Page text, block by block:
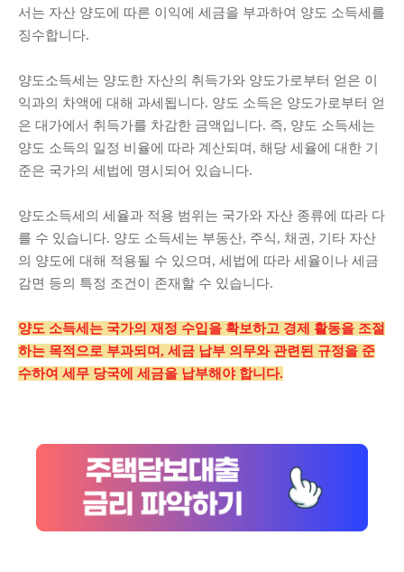
서는 자산 양도에 따른 이익에 세금을 부과하여 양도 소득세를
징수합니다.
양도소득세는 양도한 자산의 취득가와 양도가로부터 얻은 이
익과의 차액에 대해 과세됩니다. 양도 소득은 양도가로부터 얻
은 대가에서 취득가를 차감한 금액입니다. 즉, 양도 소득세는
양도 소득의 일정 비율에 따라 계산되며, 해당 세율에 대한 기
준은 국가의 세법에 명시되어 있습니다.
양도소득세의 세율과 적용 범위는 국가와 자산 종류에 따라 다
를 수 있습니다. 양도 소득세는 부동산, 주식, 채권, 기타 자산
의 양도에 대해 적용될 수 있으며, 세법에 따라 세율이나 세금
감면 등의 특정 조건이 존재할 수 있습니다.
양도 소득세는 국가의 재정 수입을 확보하고 경제 활동을 조절
하는 목적으로 부과되며, 세금 납부 의무와 관련된 규정을 준
수하여 세무 당국에 세금을 납부해야 합니다.